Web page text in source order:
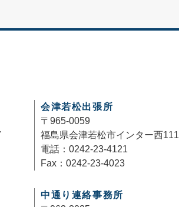
会津若松出張所
〒965-0059
福島県会津若松市インター西111
電話：0242-23-4121
Fax：0242-23-4023
中通り連絡事務所